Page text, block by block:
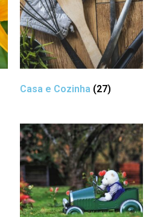
Casa e Cozinha (27)